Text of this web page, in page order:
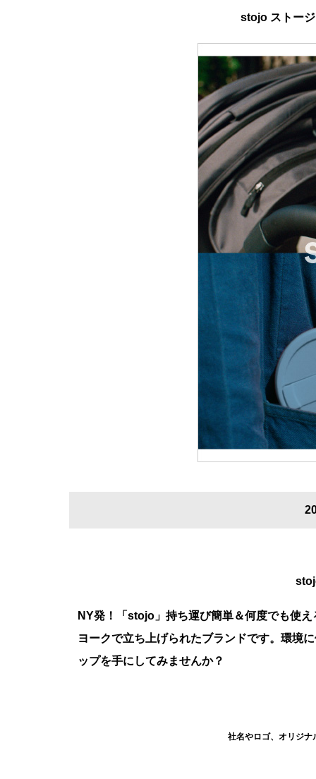
stojo ストー
NY発！「stojo」持ち運び簡単＆何度でも使
ヨークで立ち上げられたブランドです。環境
ップを手にしてみませんか？
社名やロゴ、オリジナ